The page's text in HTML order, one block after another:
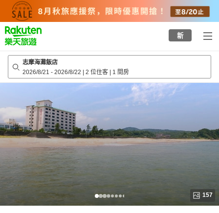
top
page
新
志摩海灘飯店
2026/8/21 - 2026/8/22 | 2 位住客 | 1 間房
157